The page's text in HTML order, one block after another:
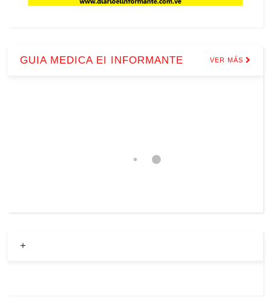
GUIA MEDICA EI INFORMANTE VER MÁS
+